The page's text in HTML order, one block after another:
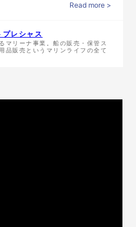
Read more >
レシャス
マリーナ事業。船の販売・保管ス
品販売というマリンライフの全て